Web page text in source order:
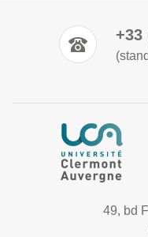
+33
49, bd